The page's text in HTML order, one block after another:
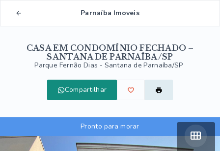
Parnaíba Imoveis
CASA EM CONDOMÍNIO FECHADO –
SANTANA DE PARNAÍBA/SP
Parque Fernão Dias - Santana de Parnaíba/SP
Compartilhar
Pronto para morar